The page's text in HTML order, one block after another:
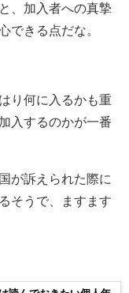
、加入者への真摯
できる点だな。
り何に入るかも重
入するのかが一番
が訴えられた際に
そうで、ますます